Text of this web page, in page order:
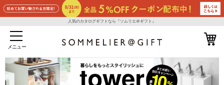
人気のカタログギフトなら『ソムリエ＠ギフト』
メニュー